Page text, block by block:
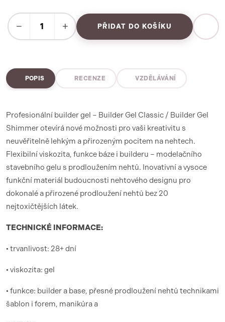
− + PŘIDAT DO KOŠÍKU
POPIS RECENZE VZDĚLÁVÁNÍ
Profesionální builder gel – Builder Gel Classic / Builder Gel
Shimmer otevírá nové možnosti pro vaši kreativitu s
neuvěřitelně lehkým a přirozeným pocitem na nehtech.
Flexibilní viskozita, funkce báze i builderu – modelačního
stavebního gelu s prodloužením nehtů. Inovativní a vysoce
funkční materiál budoucnosti nehtového designu pro
dokonalé a přirozené prodloužení nehtů bez 20
nejtoxičtějších látek.
TECHNICKÉ INFORMACE:
• trvanlivost: 28+ dní
• viskozita: gel
• funkce: builder a base, přesné prodloužení nehtů technikami
šablon i forem, manikúra a